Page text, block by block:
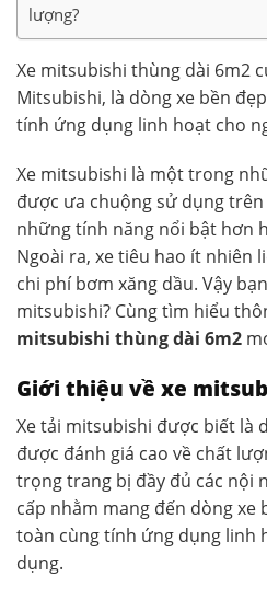
lượng?
Xe mitsubishi thùng dài 6m2
Mitsubishi, là dòng xe bền
tính ứng dụng linh hoạt cho
Xe mitsubishi là một trong
được ưa chuộng sử dụng
những tính năng nổi bật hơn
Ngoài ra, xe tiêu hao ít nhiên
chi phí bơm xăng dầu. Vậy
mitsubishi? Cùng tìm hiểu
mitsubishi thùng dài 6m2
Giới thiệu về xe
Xe tải mitsubishi được biết là
được đánh giá cao về chất
trọng trang bị đầy đủ các nội
cấp nhằm mang đến dòng xe
toàn cùng tính ứng dụng linh
dụng.